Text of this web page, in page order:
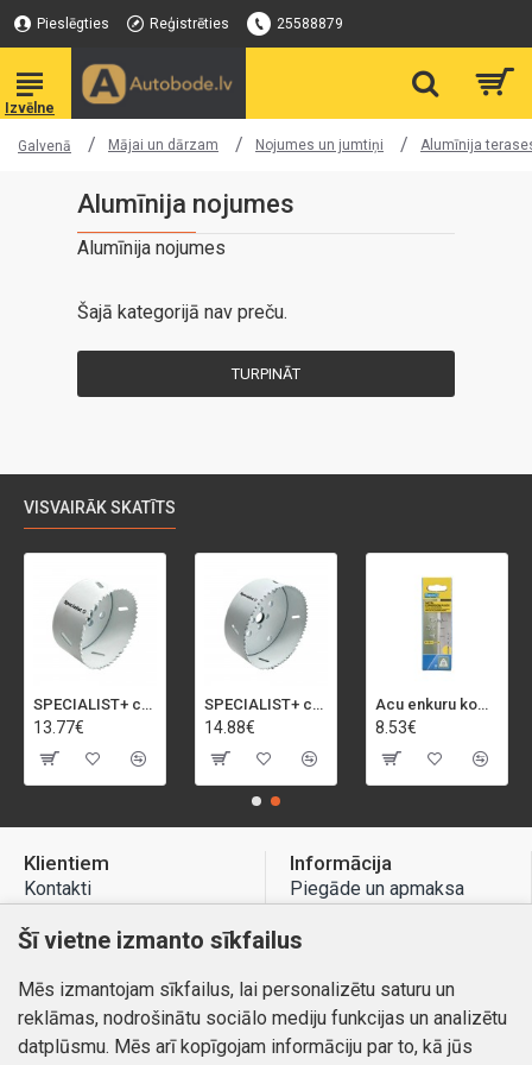
Pieslēgties Reģistrēties 25588879
Galvenā Mājai un dārzam Nojumes un jumtiņi Alumīnija
Alumīnija nojumes
Alumīnija nojumes
Šajā kategorijā nav preču.
TURPINĀT
VISVAIRĀK SKATĪTS
SPECIALIST+ caurumu zāģis BI-METAL, 92 mm
13.77€
SPECIALIST+ caurumu zāģis BI-METAL, 98 mm
14.88€
Acu enkuru komplekts, 3-13 mm, Rapid, 12 gab.
8.53€
Klientiem
Kontakti
Preču atgriešana
Mans profils
Pasūtījumi
Informācija
Piegāde un apmaksa
Atteikuma tiesības
Kontakti
Šī vietne izmanto sīkfailus
Mēs izmantojam sīkfailus, lai personalizētu saturu un
reklāmas, nodrošinātu sociālo mediju funkcijas un analizētu
datplūsmu. Mēs arī kopīgojam informāciju par to, kā jūs